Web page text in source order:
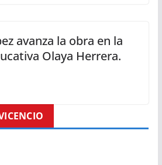
avanza la obra en la
Olaya Herrera.